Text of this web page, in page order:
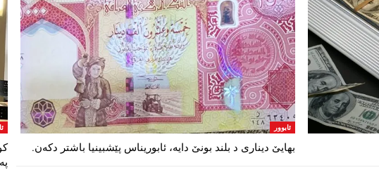
ئابوور
بهایێ دیناری د بلند بونێ دایە، ئابوریناس پێشبینیا باشتر دکەن.